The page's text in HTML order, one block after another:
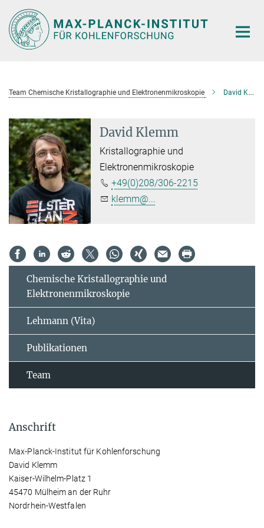
Hauptinhalt
Team Chemische Kristallographie und Elektronenmikroskopie David Klemm
David Klemm
Kristallographie und
Elektronenmikroskopie
+49(0)208/306-2215
klemm@...
Chemische Kristallographie und
Elektronenmikroskopie
Lehmann (Vita)
Publikationen
Team
Anschrift
Max-Planck-Institut für Kohlenforschung
David Klemm
Kaiser-Wilhelm-Platz 1
45470 Mülheim an der Ruhr
Nordrhein-Westfalen